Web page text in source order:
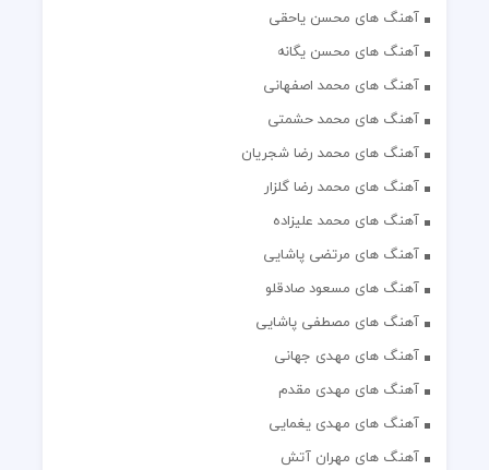
آهنگ های محسن یاحقی
آهنگ های محسن یگانه
آهنگ های محمد اصفهانی
آهنگ های محمد حشمتی
آهنگ های محمد رضا شجریان
آهنگ های محمد رضا گلزار
آهنگ های محمد علیزاده
آهنگ های مرتضی پاشایی
آهنگ های مسعود صادقلو
آهنگ های مصطفی پاشایی
آهنگ های مهدی جهانی
آهنگ های مهدی مقدم
آهنگ های مهدی یغمایی
آهنگ های مهران آتش